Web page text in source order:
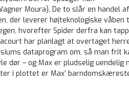
Moura). De to slår en handel
der leverer højteknologiske våben
hvorefter Spider derfra kan
har planlagt at overtaget
dataprogram om, så man frit
dør – og Max er pludselig
i plottet er Max’